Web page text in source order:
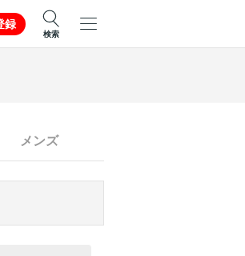
録
検索
メンズ